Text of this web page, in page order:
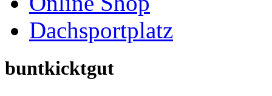
wird veranstaltet unter